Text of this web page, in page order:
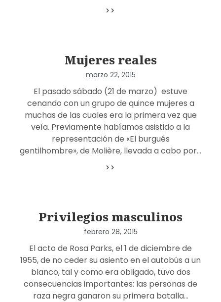
>>
Mujeres reales
marzo 22, 2015
El pasado sábado (21 de marzo) estuve
cenando con un grupo de quince mujeres a
muchas de las cuales era la primera vez que
veía. Previamente habíamos asistido a la
representación de «El burgués
gentilhombre», de Molière, llevada a cabo por…
>>
Privilegios masculinos
febrero 28, 2015
El acto de Rosa Parks, el 1 de diciembre de
1955, de no ceder su asiento en el autobús a un
blanco, tal y como era obligado, tuvo dos
consecuencias importantes: las personas de
raza negra ganaron su primera batalla…